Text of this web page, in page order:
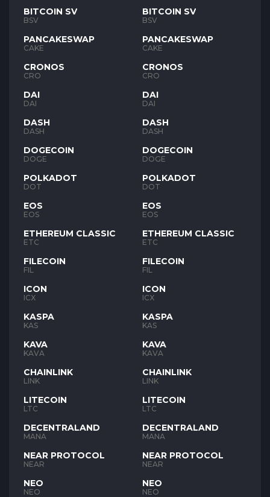
BITCOIN SV
BSV
PANCAKESWAP
CAKE
CRONOS
CRO
DAI
DAI
DASH
DASH
DOGECOIN
DOGE
POLKADOT
DOT
EOS
EOS
ETHEREUM CLASSIC
ETC
FILECOIN
FIL
ICON
ICX
KASPA
KAS
KAVA
KAVA
CHAINLINK
LINK
LITECOIN
LTC
DECENTRALAND
MANA
NEAR PROTOCOL
NEAR
NEO
NEO
BITCOIN SV
BSV
PANCAKESWAP
CAKE
CRONOS
CRO
DAI
DAI
DASH
DASH
DOGECOIN
DOGE
POLKADOT
DOT
EOS
EOS
ETHEREUM CLASSIC
ETC
FILECOIN
FIL
ICON
ICX
KASPA
KAS
KAVA
KAVA
CHAINLINK
LINK
LITECOIN
LTC
DECENTRALAND
MANA
NEAR PROTOCOL
NEAR
NEO
NEO